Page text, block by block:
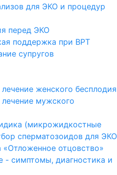
для ЭКО и процедур
перед ЭКО
поддержка при ВРТ
супругов
женского бесплодия
мужского
(микрожидкостные
сперматозоидов для ЭКО
отцовство»
- симптомы, диагностика и